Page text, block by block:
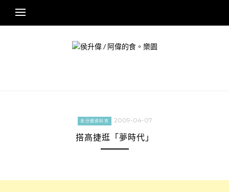
content
未分類資料夾 2009-04-07
搭高捷逛「夢時代」